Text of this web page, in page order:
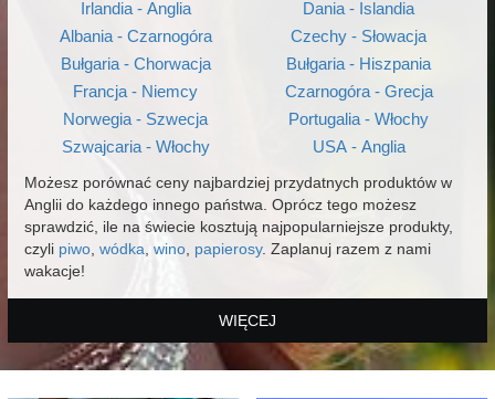
Irlandia - Anglia
Albania - Czarnogóra
Bułgaria - Chorwacja
Francja - Niemcy
Norwegia - Szwecja
Szwajcaria - Włochy
Dania - Islandia
Czechy - Słowacja
Bułgaria - Hiszpania
Czarnogóra - Grecja
Portugalia - Włochy
USA - Anglia
Możesz porównać ceny najbardziej przydatnych produktów w
Anglii do każdego innego państwa. Oprócz tego możesz
sprawdzić, ile na świecie kosztują najpopularniejsze produkty,
czyli piwo wódka wino papierosy. Zaplanuj razem z nami
wakacje!
WIĘCEJ